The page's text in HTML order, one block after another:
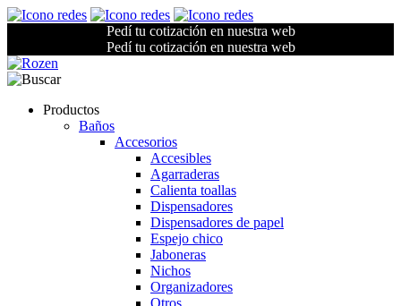
Pedí tu cotización en nuestra web
Pedí tu cotización en nuestra web
Productos
Baños
Accesorios
Accesibles
Agarraderas
Calienta toallas
Dispensadores
Dispensadores de papel
Espejo chico
Jaboneras
Nichos
Organizadores
Otros